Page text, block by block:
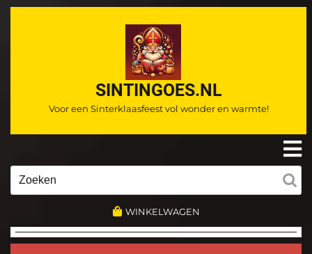
Ga
SINTINGOES.NL
Voor een Sinterklaasfeest vol wonder en warmte!
WINKELWAGEN